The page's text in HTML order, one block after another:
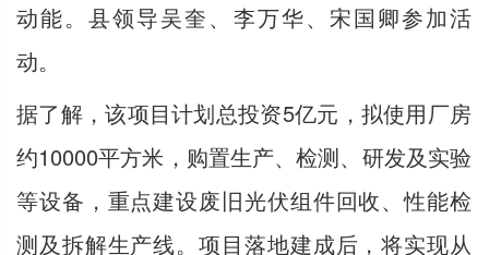
动能。县领导吴奎、李万华、宋国卿参加活
动。
据了解，该项目计划总投资5亿元，拟使用厂房
约10000平方米，购置生产、检测、研发及实验
等设备，重点建设废旧光伏组件回收、性能检
测及拆解生产线。项目落地建成后，将实现从